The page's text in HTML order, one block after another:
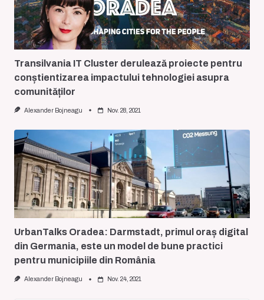
Transilvania IT Cluster derulează proiecte pentru
conștientizarea impactului tehnologiei asupra
comunităților
Alexander Bojneagu Nov. 28, 2021
UrbanTalks Oradea: Darmstadt, primul oraș digital
din Germania, este un model de bune practici
pentru municipiile din România
Alexander Bojneagu Nov. 24, 2021